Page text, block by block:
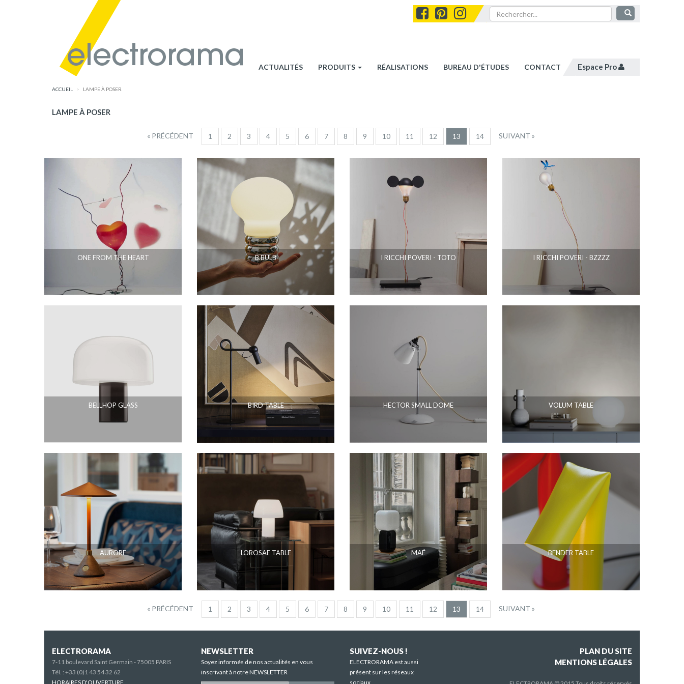
ACTUALITÉS PRODUITS RÉALISATIONS BUREAU D'ÉTUDES CONTACT Espace Pro
ACCUEIL LAMPE À POSER
LAMPE À POSER
« PRÉCÉDENT 1 2 3 4 5 6 7 8 9 10 11 12 13 14 SUIVANT »
ONE FROM THE HEART B.BULB I RICCHI POVERI - TOTO I RICCHI POVERI - BZZZZ
BELLHOP GLASS BIRD TABLE HECTOR SMALL DOME VOLUM TABLE
AURORE LOROSAE TABLE MAÉ BENDER TABLE
« PRÉCÉDENT 1 2 3 4 5 6 7 8 9 10 11 12 13 14 SUIVANT »
ELECTRORAMA
7-11 boulevard Saint Germain - 75005 PARIS
Tél. : +33 (0)1 43 54 32 62
HORAIRES D'OUVERTURE
NEWSLETTER
Soyez informés de nos actualités en vous
inscrivant à notre NEWSLETTER
SUIVEZ-NOUS !
ELECTRORAMA est aussi
présent sur les réseaux
sociaux
PLAN DU SITE
MENTIONS LÉGALES